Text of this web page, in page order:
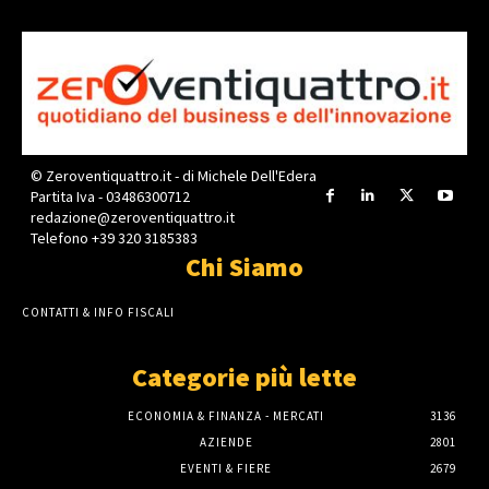
© Zeroventiquattro.it - di Michele Dell'Edera
Partita Iva - 03486300712
redazione@zeroventiquattro.it
Telefono +39 320 3185383
Chi Siamo
CONTATTI & INFO FISCALI
Categorie più lette
ECONOMIA & FINANZA - MERCATI
3136
AZIENDE
2801
EVENTI & FIERE
2679